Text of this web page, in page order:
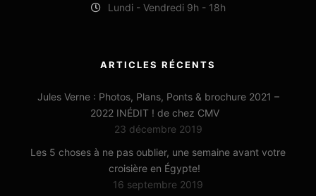
Lundi - Vendredi 9h - 18h
ARTICLES RÉCENTS
Jules Verne : Photos, Plans, Ponts & brochure 2021 –
2022 INÉDIT ! de chez CMV
23 décembre 2019
Les 5 choses à ne pas oublier, une semaine avant votre
croisière en Égypte!
16 septembre 2019